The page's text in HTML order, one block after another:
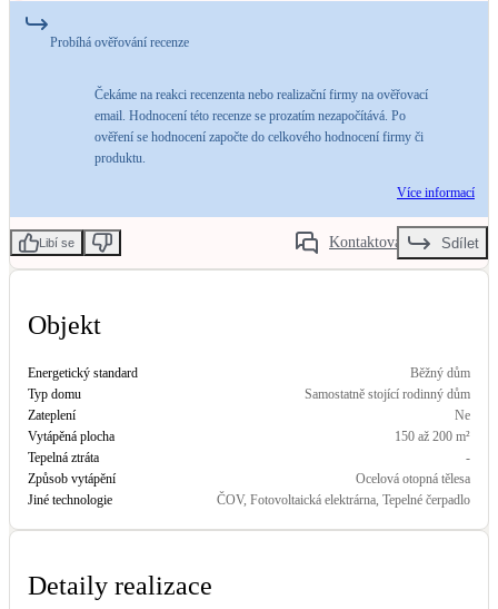
Novostavby
Stínicí technika
Žaluzie, markýzy, pergoly
Šedá i černá odpadní voda
LED osvětlení
Objekt
Energetický standard
Běžný dům
Typ domu
Samostatně stojící rodinný dům
Zateplení
Ne
Vytápěná plocha
150 až 200 m²
Tepelná ztráta
-
Způsob vytápění
Ocelová otopná tělesa
Jiné technologie
ČOV, Fotovoltaická elektrárna, Tepelné čerpadlo
Detaily realizace
Probíhá ověřování recenze
Čekáme na reakci recenzenta nebo realizační firmy na ověřovací
email. Hodnocení této recenze se prozatím nezapočítává. Po
ověření se hodnocení započte do celkového hodnocení firmy či
produktu.
Více informací
Libí se Kontaktovat Sdílet